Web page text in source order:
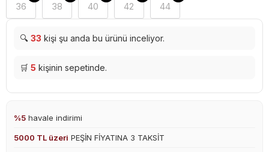
36 38 40 42 44
🔍 33 kişi şu anda bu ürünü inceliyor.
🛒 5 kişinin sepetinde.
%5 havale indirimi
5000 TL üzeri PEŞİN FİYATINA 3 TAKSİT